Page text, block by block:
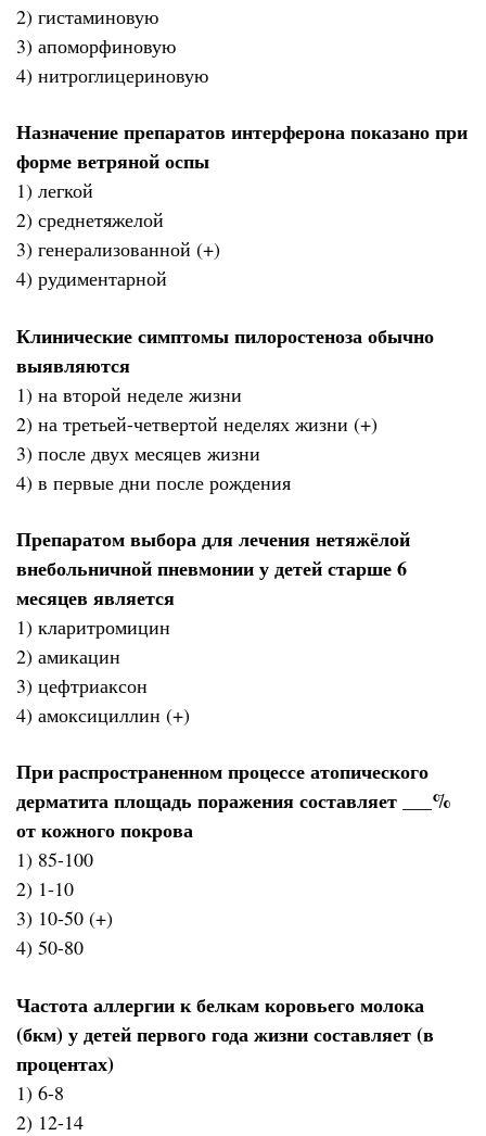
2) гистаминовую
3) апоморфиновую
4) нитроглицериновую
Назначение препаратов интерферона показано при
форме ветряной оспы
1) легкой
2) среднетяжелой
3) генерализованной (+)
4) рудиментарной
Клинические симптомы пилоростеноза обычно
выявляются
1) на второй неделе жизни
2) на третьей-четвертой неделях жизни (+)
3) после двух месяцев жизни
4) в первые дни после рождения
Препаратом выбора для лечения нетяжёлой
внебольничной пневмонии у детей старше 6
месяцев является
1) кларитромицин
2) амикацин
3) цефтриаксон
4) амоксициллин (+)
При распространенном процессе атопического
дерматита площадь поражения составляет ___%
от кожного покрова
1) 85-100
2) 1-10
3) 10-50 (+)
4) 50-80
Частота аллергии к белкам коровьего молока
(бкм) у детей первого года жизни составляет (в
процентах)
1) 6-8
2) 12-14